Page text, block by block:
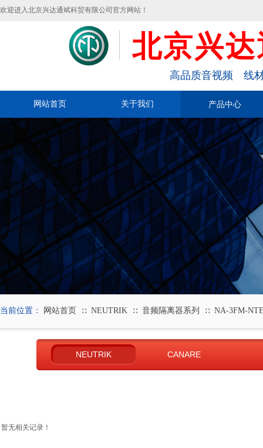
欢迎进入北京兴达通斌科贸有限公司官方网站！
北京兴
高品质音视频 线
网站首页 关于我们 产品中心
当前位置： 网站首页 ∷ NEUTRIK ∷ 音频隔离器系列 ∷ NA-3FM-
NEUTRIK CANARE
暂无相关记录！